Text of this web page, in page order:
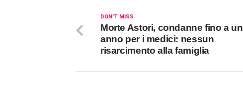
DON'T MISS
Morte Astori, condanne fino a un
anno per i medici: nessun
risarcimento alla famiglia